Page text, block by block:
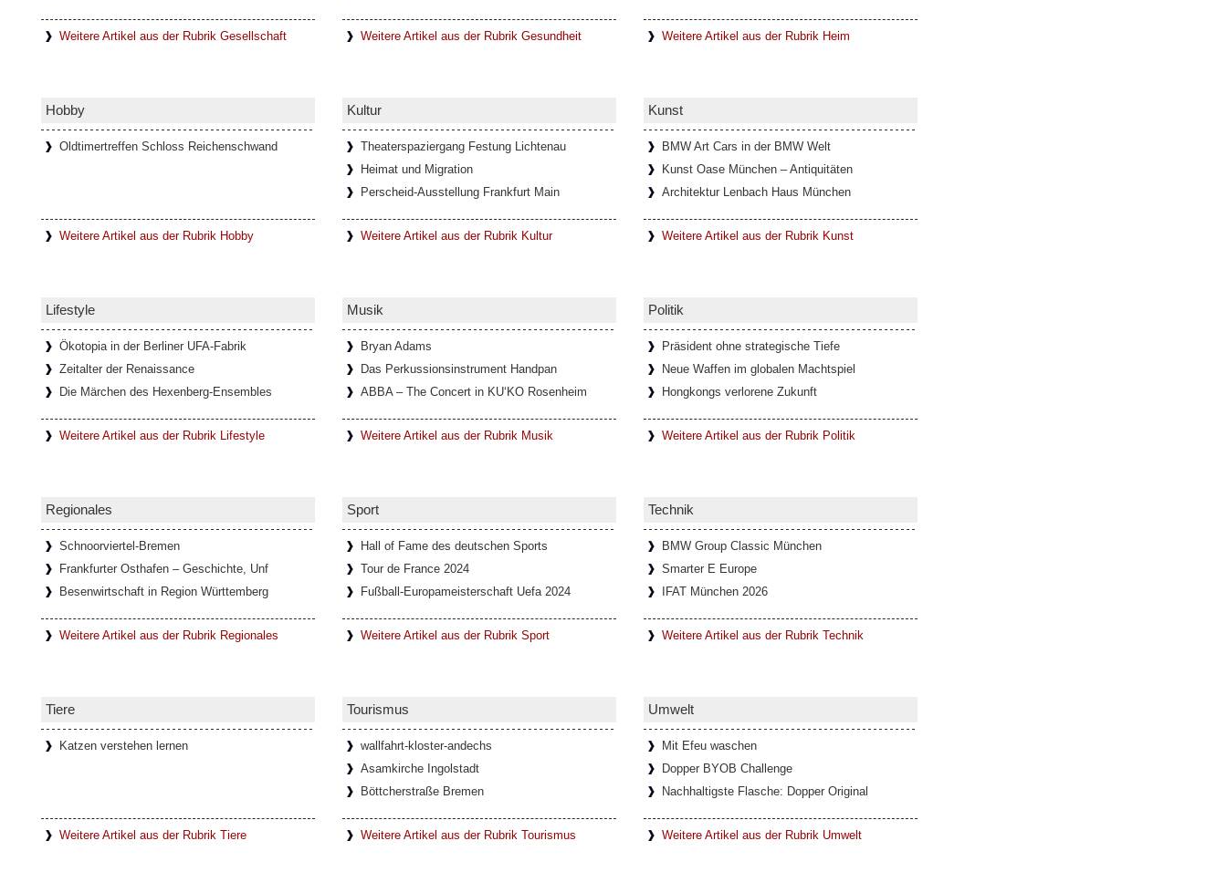
Glamouröse Hommage an Thomas Mann im Schlosspark Theater
Ponte del Diavolo - Teufelsbrücke in Lanzo Torinese (Piemont,
In einem kleinen Ort mit dem Namen Lanzo Torinese, mit nur 5.000 Einwohnern,
Diavolo, die [Weiterlesen...]
Um Schloss Köpenick rankt sich eine lange und abenteuerliche Geschichte. Die
ehemalige Burg auf der Schlossinsel, mit ihren markanten Burgwällen hatte eine
ausgezeichnete
[Weiterlesen...]
Im Goethe-Haus in Rom läuft eine Ausstellung über die Schriftstellerin Ingeborg
Weitere Artikel aus der Rubrik Gesellschaft Weitere Artikel aus der Rubrik Gesundheit Weitere Artikel aus der Rubrik Heim
Hobby
Oldtimertreffen Schloss Reichenschwand
Weitere Artikel aus der Rubrik Hobby
Kultur
Theaterspaziergang Festung Lichtenau
Heimat und Migration
Perscheid-Ausstellung Frankfurt Main
Weitere Artikel aus der Rubrik Kultur
Kunst
BMW Art Cars in der BMW Welt
Kunst Oase München – Antiquitäten
Architektur Lenbach Haus München
Weitere Artikel aus der Rubrik Kunst
Lifestyle
Ökotopia in der Berliner UFA-Fabrik
Zeitalter der Renaissance
Die Märchen des Hexenberg-Ensembles
Weitere Artikel aus der Rubrik Lifestyle
Musik
Bryan Adams
Das Perkussionsinstrument Handpan
ABBA – The Concert in KU‘KO Rosenheim
Weitere Artikel aus der Rubrik Musik
Politik
Präsident ohne strategische Tiefe
Neue Waffen im globalen Machtspiel
Hongkongs verlorene Zukunft
Weitere Artikel aus der Rubrik Politik
Regionales
Schnoorviertel-Bremen
Frankfurter Osthafen – Geschichte, Unf
Besenwirtschaft in Region Württemberg
Weitere Artikel aus der Rubrik Regionales
Sport
Hall of Fame des deutschen Sports
Tour de France 2024
Fußball-Europameisterschaft Uefa 2024
Weitere Artikel aus der Rubrik Sport
Technik
BMW Group Classic München
Smarter E Europe
IFAT München 2026
Weitere Artikel aus der Rubrik Technik
Tiere
Katzen verstehen lernen
Weitere Artikel aus der Rubrik Tiere
Tourismus
wallfahrt-kloster-andechs
Asamkirche Ingolstadt
Böttcherstraße Bremen
Weitere Artikel aus der Rubrik Tourismus
Umwelt
Mit Efeu waschen
Dopper BYOB Challenge
Nachhaltigste Flasche: Dopper Original
Weitere Artikel aus der Rubrik Umwelt